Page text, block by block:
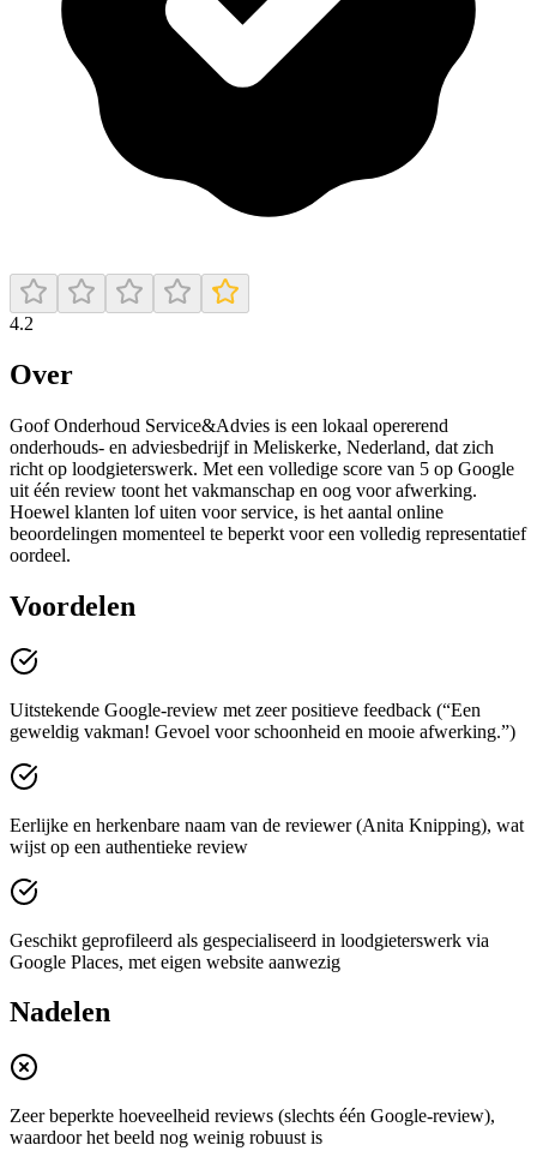
4.2
Over
Goof Onderhoud Service&Advies is een lokaal opererend
onderhouds- en adviesbedrijf in Meliskerke, Nederland, dat zich
richt op loodgieterswerk. Met een volledige score van 5 op Google
uit één review toont het vakmanschap en oog voor afwerking.
Hoewel klanten lof uiten voor service, is het aantal online
beoordelingen momenteel te beperkt voor een volledig representatief
oordeel.
Voordelen
Uitstekende Google-review met zeer positieve feedback (“Een
geweldig vakman! Gevoel voor schoonheid en mooie afwerking.”)
Eerlijke en herkenbare naam van de reviewer (Anita Knipping), wat
wijst op een authentieke review
Geschikt geprofileerd als gespecialiseerd in loodgieterswerk via
Google Places, met eigen website aanwezig
Nadelen
Zeer beperkte hoeveelheid reviews (slechts één Google-review),
waardoor het beeld nog weinig robuust is